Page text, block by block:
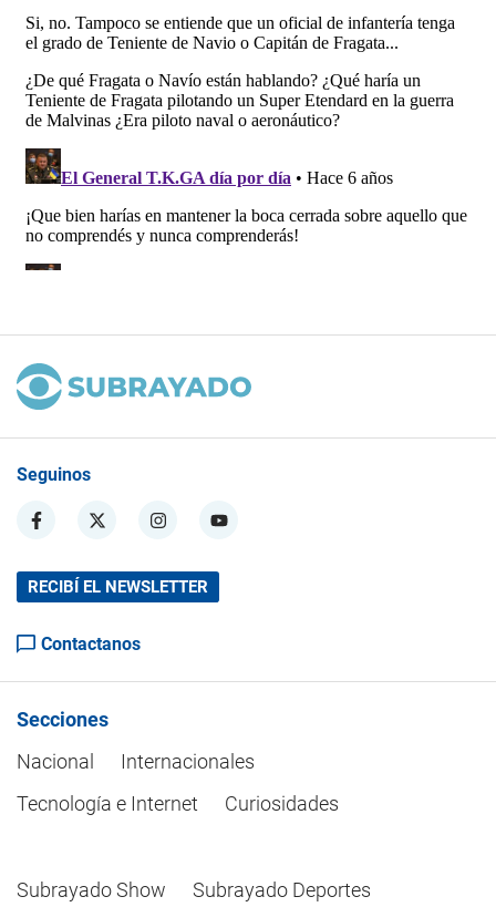
Seguinos
RECIBÍ EL NEWSLETTER
Contactanos
Secciones
Nacional
Internacionales
Tecnología e Internet
Curiosidades
Subrayado Show Subrayado Deportes